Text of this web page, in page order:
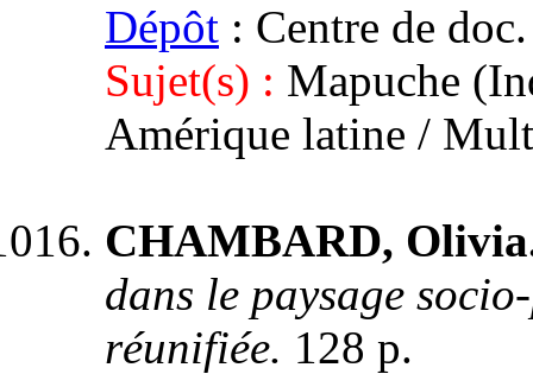
Dépôt : Centre de
Sujet(s) : Mapuche
Amérique latine /
CHAMBARD,
dans le paysage
réunifiée. 128 p.